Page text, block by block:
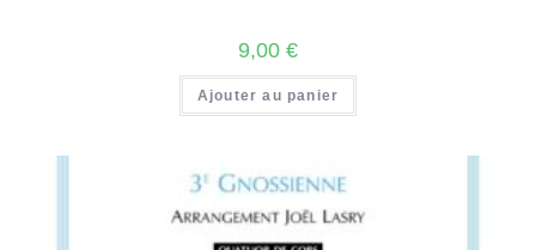
9,00 €
Ajouter au panier